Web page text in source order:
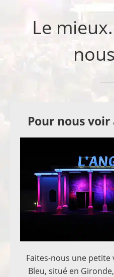
Le
Pour nous voir
Faites-nous une petite
Bleu, situé en